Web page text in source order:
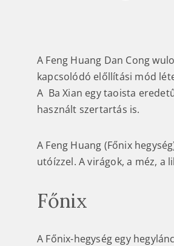
A Feng Huang Dan Cong
kapcsolódó előllítási mód
A Ba Xian egy taoista
használt szertartás is.
A Feng Huang (Főnix
utóízzel. A virágok, a méz, a
Főnix
A Főnix-hegység egy